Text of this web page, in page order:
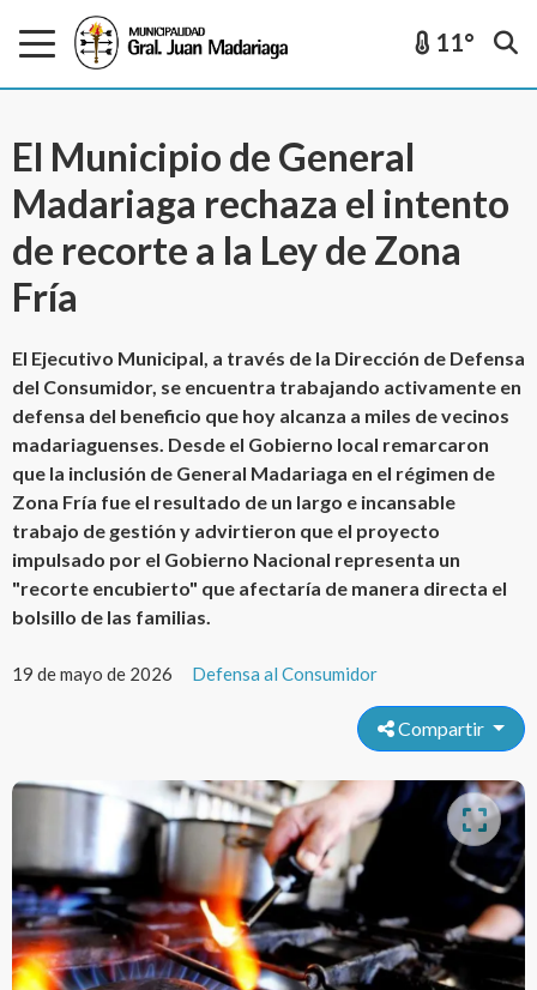
11°
El Municipio de General
Madariaga rechaza el intento
de recorte a la Ley de Zona
Fría
El Ejecutivo Municipal, a través de la Dirección de Defensa
del Consumidor, se encuentra trabajando activamente en
defensa del beneficio que hoy alcanza a miles de vecinos
madariaguenses. Desde el Gobierno local remarcaron
que la inclusión de General Madariaga en el régimen de
Zona Fría fue el resultado de un largo e incansable
trabajo de gestión y advirtieron que el proyecto
impulsado por el Gobierno Nacional representa un
"recorte encubierto" que afectaría de manera directa el
bolsillo de las familias.
19 de mayo de 2026 Defensa al Consumidor
Compartir